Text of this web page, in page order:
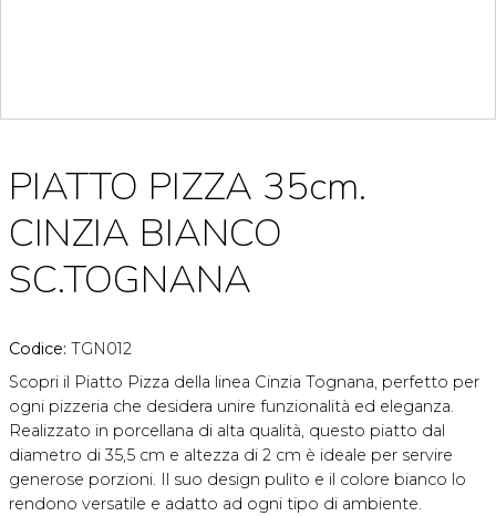
PIATTO PIZZA 35cm.
CINZIA BIANCO
SC.TOGNANA
Codice: TGN012
Scopri il Piatto Pizza della linea Cinzia Tognana, perfetto per
ogni pizzeria che desidera unire funzionalità ed eleganza.
Realizzato in porcellana di alta qualità, questo piatto dal
diametro di 35,5 cm e altezza di 2 cm è ideale per servire
generose porzioni. Il suo design pulito e il colore bianco lo
rendono versatile e adatto ad ogni tipo di ambiente.